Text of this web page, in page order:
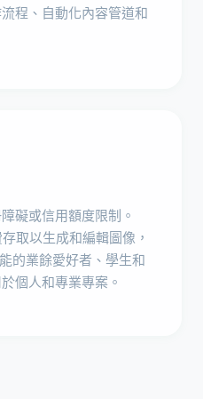
程、自動化內容管道和
礙或信用額度限制。
取以生成和編輯圖像，
的業餘愛好者、學生和
個人和專業專案。